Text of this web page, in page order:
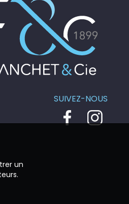
SUIVEZ-NOUS
un